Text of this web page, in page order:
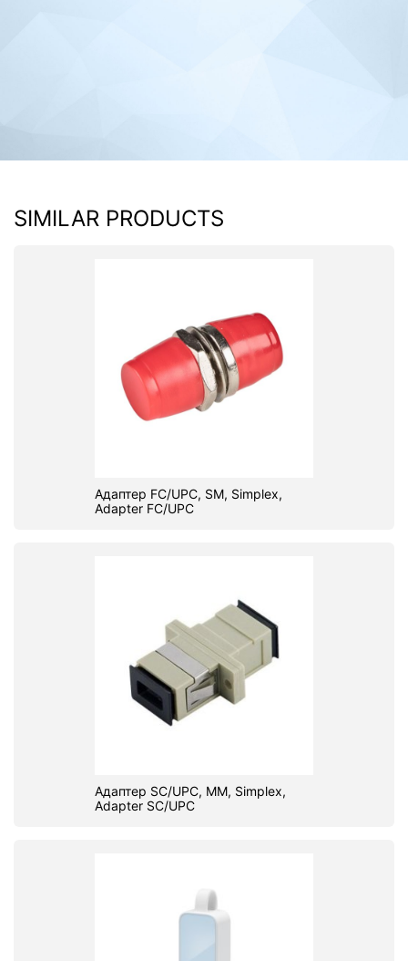
SIMILAR PRODUCTS
Адаптер FC/UPC, SM, Simplex,
Adapter FC/UPC
Адаптер SC/UPC, МM, Simplex,
Adapter SC/UPC